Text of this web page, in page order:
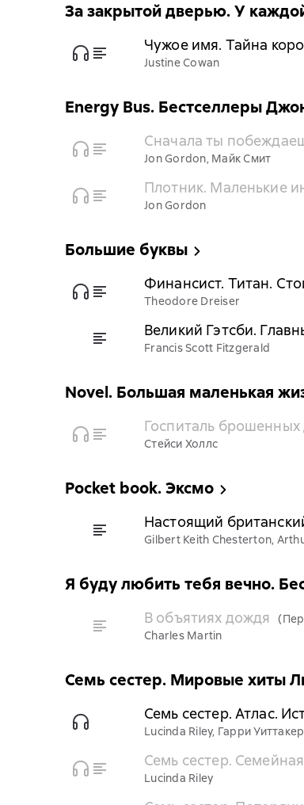
За закрытой дверью. У
Чужое имя. Тайна
Justine Cowan
Energy Bus. Бестселлеры
Сначала ты
Jon Gordon, Майк Смит
Плотник. Маленькие
Jon Gordon
Большие буквы
Финансист. Титан.
Theodore Dreiser
Великий Гэтсби.
Francis Scott Fitzgerald
Novel. Большая маленькая
Госпиталь брошенных
Стейси Холлс
Pocket book. Эксмо
Настоящий
Gilbert Keith Chesterton,
Я буду любить тебя вечно.
В объятиях дождя
Charles Martin
Семь сестер. Мировые хиты
Семь сестер. Атлас.
Lucinda Riley, Гарри Уиттакер
Семь сестер.
Lucinda Riley